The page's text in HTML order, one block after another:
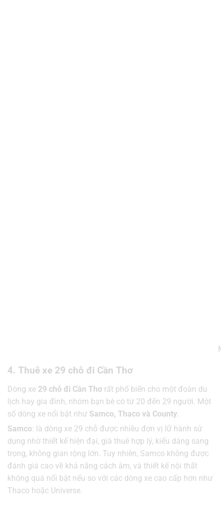
4. Thuê xe 29 chỗ đi Cần Thơ
Dòng xe 29 chỗ đi Cần Thơ rất phổ biến cho một đoàn du
lịch hay gia đình, nhóm bạn bè có từ 20 đến 29 người. Một
số dòng xe nổi bật như Samco, Thaco và County
Samco: là dòng xe 29 chỗ được nhiều đơn vị lữ hành sử
dụng nhờ thiết kế hiện đại, giá thuê hợp lý, kiểu dáng sang
trọng, không gian rộng lớn. Tuy nhiên, Samco không được
đánh giá cao về khả năng cách âm, và thiết kế nội thất
không quá nổi bật nếu so với các dòng xe cao cấp hơn như
Thaco hoặc Universe.